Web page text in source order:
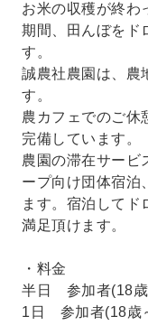
お米の収穫が終わ
期間、田んぼをド
す。
誠農社農園は、農
す。
農カフェでのご休
完備しています。
農園の滞在サービ
ープ向け団体宿泊
ます。宿泊してド
満足頂けます。
・料金
半日 参加者(18歳
1日 参加者(18歳